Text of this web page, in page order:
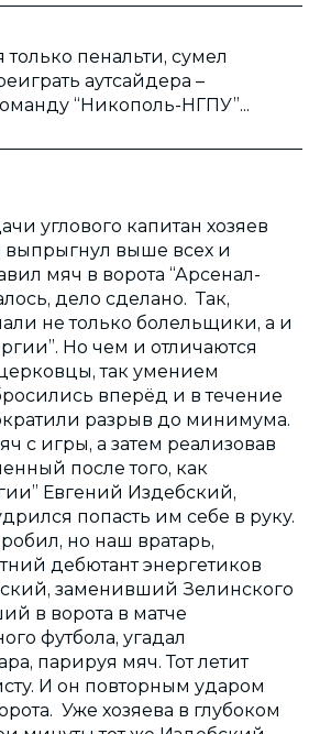
только пенальти, сумел
аутсайдера –
“Никополь-НГПУ”...
углового капитан хозяев
выше всех и
мяч в ворота “Арсенал-
дело сделано. Так,
не только болельщики, а и
Но чем и отличаются
так умением
вперёд и в течение
разрыв до минимума.
с игры, а затем реализовав
после того, как
Евгений Издебский,
попасть им себе в руку.
но наш вратарь,
дебютант энергетиков
заменивший Зелинского
в ворота в матче
футбола, угадал
парируя мяч. Тот летит
И он повторным ударом
Уже хозяева в глубоком